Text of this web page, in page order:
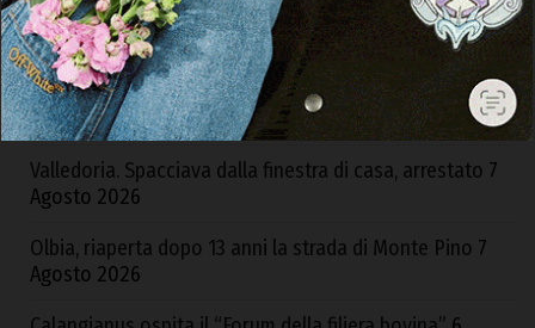
Neurologia di Ozieri, Fp Cgil risponde all’Asl: «Bene
conferma reparto, ma sia garantita la piena operatività»
7 Agosto 2026
Valledoria. Spacciava dalla finestra di casa, arrestato 7
Agosto 2026
Olbia, riaperta dopo 13 anni la strada di Monte Pino 7
Agosto 2026